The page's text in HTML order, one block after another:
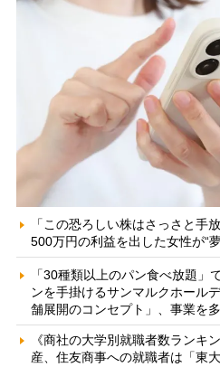
「この恐ろしい株はさっさと
500万円の利益を出した女性が“
「30種類以上のパン食べ放題」
ンを手掛けるサンマルクホー
舗展開のコンセプト」、事業を
《商社の大学別就職者数ランキ
産、住友商事への就職者は「東